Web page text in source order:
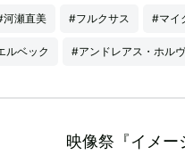
河瀬直美 #フルクサス #マイ
ルベック #アンドレアス・ホル
映像祭『イメ